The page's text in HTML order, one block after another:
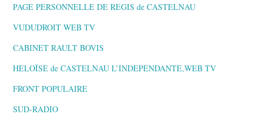
PAGE PERSONNELLE DE REGIS de CASTELNAU
VUDUDROIT WEB TV
CABINET RAULT BOVIS
HELOÏSE de CASTELNAU L’INDEPENDANTE,WEB TV
FRONT POPULAIRE
SUD-RADIO